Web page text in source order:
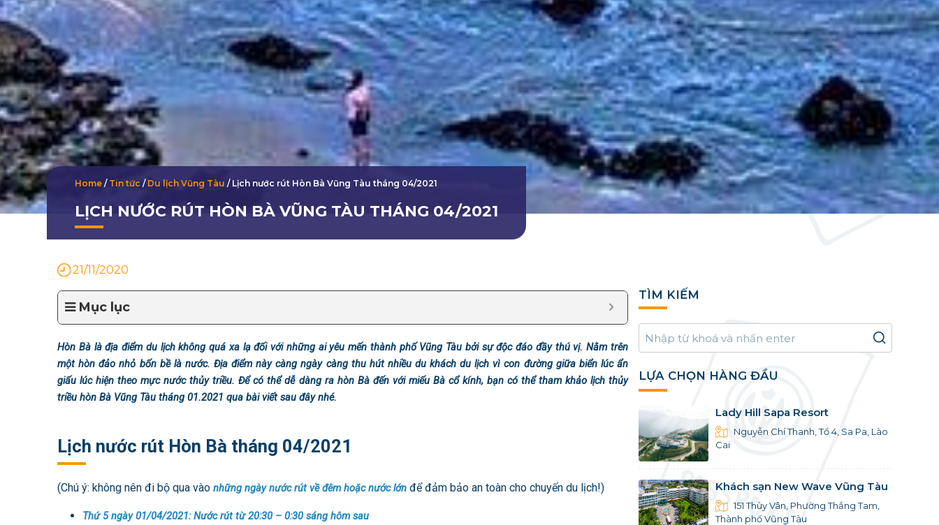
Home / Tin tức / Du lịch Vũng Tàu / Lịch nước rút Hòn Bà Vũng Tàu tháng 04/2021
LỊCH NƯỚC RÚT HÒN BÀ VŨNG TÀU THÁNG 04/2021
21/11/2020
Mục lục
Hòn Bà là địa điểm du lịch không quá xa lạ đối với những ai yêu mến thành phố Vũng Tàu bởi sự độc đáo đầy thú vị. Nằm trên
một hòn đảo nhỏ bốn bề là nước. Địa điểm này càng ngày càng thu hút nhiều du khách du lịch vì con đường giữa biển lúc ẩn
giấu lúc hiện theo mực nước thủy triều. Để có thể dễ dàng ra hòn Bà đến với miếu Bà cổ kính, bạn có thể tham khảo lịch thủy
triều hòn Bà Vũng Tàu tháng 01.2021 qua bài viết sau đây nhé.
Lịch nước rút Hòn Bà tháng 04/2021
(Chú ý: không nên đi bộ qua vàonhững ngày nước rút về đêm hoặc nước lớn để đảm bảo an toàn cho chuyến du lịch!)
Thứ 5 ngày 01/04/2021: Nước rút từ 20:30 – 0:30 sáng hôm sau
TÌM KIẾM
LỰA CHỌN HÀNG ĐẦU
Lady Hill Sapa Resort
Nguyễn Chí Thanh, Tổ 4, Sa Pa, Lào
Cai
Khách sạn New Wave Vũng Tàu
151 Thùy Vân, Phường Thắng Tam,
Thành phố Vũng Tàu